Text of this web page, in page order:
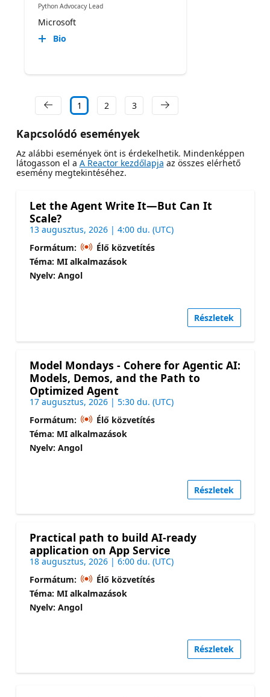
Python Advocacy Lead
Microsoft
Bio
1 2 3
Kapcsolódó események
Az alábbi események önt is érdekelhetik. Mindenképpen
látogasson el a A Reactor kezdőlapja az összes elérhető
esemény megtekintéséhez.
Let the Agent Write It—But Can It
Scale?
13 augusztus, 2026 | 4:00 du. (UTC)
Formátum:
Élő közvetítés
Téma: MI alkalmazások
Nyelv: Angol
Részletek
Model Mondays - Cohere for Agentic AI:
Models, Demos, and the Path to
Optimized Agent
17 augusztus, 2026 | 5:30 du. (UTC)
Formátum:
Élő közvetítés
Téma: MI alkalmazások
Nyelv: Angol
Részletek
Practical path to build AI-ready
application on App Service
18 augusztus, 2026 | 6:00 du. (UTC)
Formátum:
Élő közvetítés
Téma: MI alkalmazások
Nyelv: Angol
Részletek